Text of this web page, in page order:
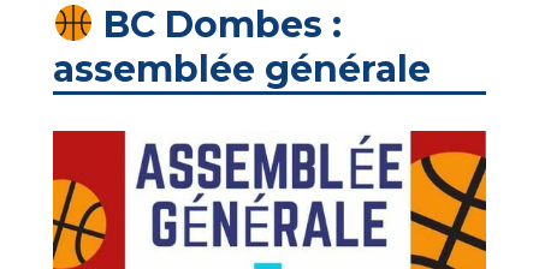
BC Dombes :
assemblée générale